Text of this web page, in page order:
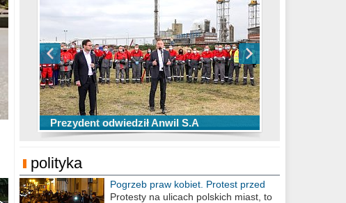
Prezydent odwiedził Anwil S.A
TOP 10 przechwytów Anwilu Włocławek
w EBL w sezonie 2019/2020
TOP 5 rzutów Anwilu Włocławek w BCL
w sezonie 2019/2020
polityka
Pogrzeb praw kobiet. Protest przed
biurem poselskim PiS
Protesty na ulicach polskich miast, to